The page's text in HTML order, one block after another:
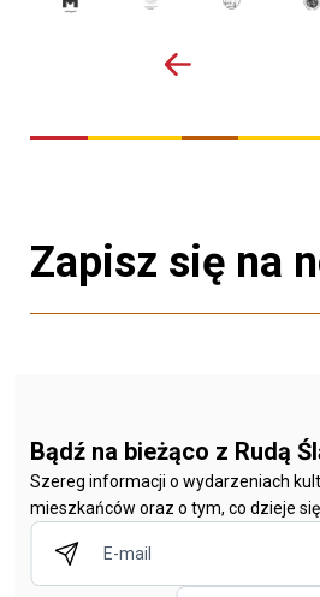
Zapisz się na
Bądź na bieżąco z Rudą
Szereg informacji o wydarzeniach
mieszkańców oraz o tym, co dzieje